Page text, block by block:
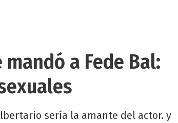
a Fede Bal:
sería la amante del actor. y